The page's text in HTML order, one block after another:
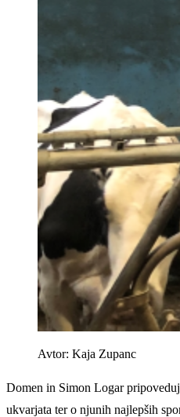
Avtor: Kaja Zupanc
Domen in Simon Logar
ukvarjata ter o njunih najlepših